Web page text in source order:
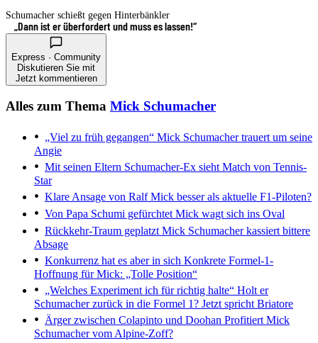
Schumacher schießt gegen Hinterbänkler
„Dann ist er überfordert und muss es lassen!“
Express · Community
Diskutieren Sie mit
Jetzt kommentieren
Alles zum Thema Mick Schumacher
„Viel zu früh gegangen“ Mick Schumacher trauert um seine
Angie
Mit seinen Eltern Schumacher-Ex sieht Match von Tennis-
Star
Klare Ansage von RalfMick besser als aktuelle F1-Piloten?
Von Papa Schumi gefürchtet Mick wagt sich ins Oval
Rückkehr-Traum geplatzt Mick Schumacher kassiert bittere
Absage
Konkurrenz hat es aber in sich Konkrete Formel-1-
Hoffnung für Mick: „Tolle Position“
„Welches Experiment ich für richtig halte“ Holt er
Schumacher zurück in die Formel 1? Jetzt spricht Briatore
Ärger zwischen Colapinto und Doohan Profitiert Mick
Schumacher vom Alpine-Zoff?